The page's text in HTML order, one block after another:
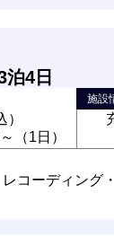
4日
（1日）
施設
コーディング